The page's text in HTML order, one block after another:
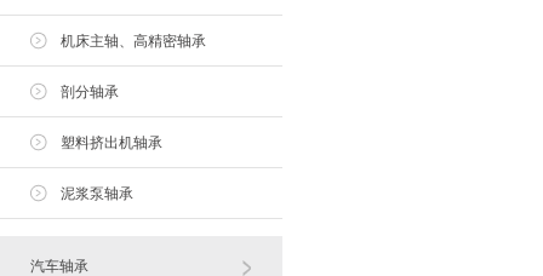
机床主轴、高精密轴承
剖分轴承
塑料挤出机轴承
泥浆泵轴承
汽车轴承